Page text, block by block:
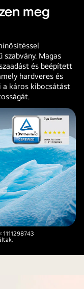
meg
szabvány. Magas
és beépített
hardveres és
káros kibocsátást
1111298743